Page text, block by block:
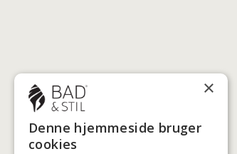
NYTTIGE LINKS
HANDELSBETINGELSER
LEVERING OG RETURET
×
Denne hjemmeside bruger
cookies